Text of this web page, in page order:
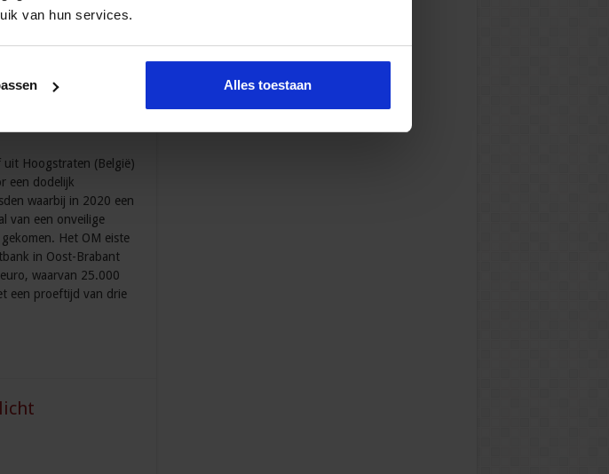
van hun services.
Alles toestaan
uit Hoogstraten (België)
een dodelijk
waarbij in 2020 een
van een onveilige
Het OM eiste
in Oost-Brabant
waarvan 25.000
een proeftijd van drie